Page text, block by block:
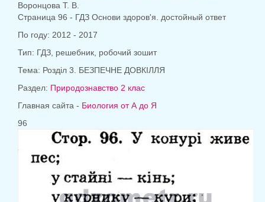
Воронцова Т. В.
Страница 96 - ГДЗ Основи здоров'я. достойный ответ
По году: 2012 - 2017
Тип: ГДЗ, решебник, робочий зошит
Тема: Розділ 3. БЕЗПЕЧНЕ ДОВКІЛЛЯ
Раздел: Природознавство 2 клас
Главная сайта - Биология от А до Я
96